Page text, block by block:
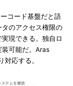
コード基盤だと語
のアクセス権限の
現できる。独自ロ
可能だ。Aras
応する。